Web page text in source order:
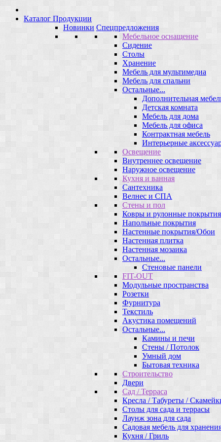
Каталог Продукции
Новинки Спецпредложения
Мебельное оснащение
Сидение
Столы
Хранение
Мебель для мультимедиа
Мебель для спальни
Остальные...
Дополнительная
Детская комната
Мебель для дома
Мебель для офиса
Контрактная мебель
Интерьерные
Освещение
Внутреннее освещение
Наружное освещение
Кухня и ванная
Сантехника
Велнес и СПА
Стены и пол
Ковры и рулонные покрытия
Напольные покрытия
Настенные покрытия/Обои
Настенная плитка
Настенная мозаика
Остальные...
Стеновые панели
FIT-OUT
Модульные пространства
Розетки
Фурнитура
Текстиль
Акустика помещений
Остальные...
Камины и печи
Стены / Потолок
Умный дом
Бытовая техника
Строительство
Двери
Сад / Терраса
Кресла / Табуреты /
Столы для сада и террасы
Лаунж зона для сада
Садовая мебель для
Кухня / Гриль